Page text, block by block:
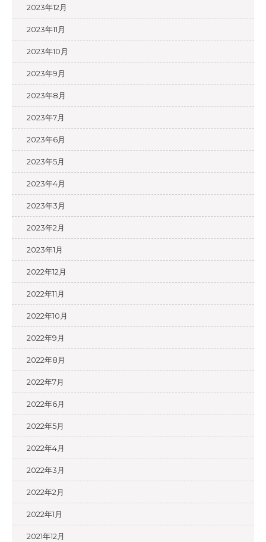
2023年12月
2023年11月
2023年10月
2023年9月
2023年8月
2023年7月
2023年6月
2023年5月
2023年4月
2023年3月
2023年2月
2023年1月
2022年12月
2022年11月
2022年10月
2022年9月
2022年8月
2022年7月
2022年6月
2022年5月
2022年4月
2022年3月
2022年2月
2022年1月
2021年12月